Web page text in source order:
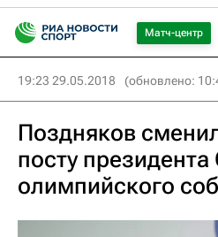
Матч-центр
19:23 29.05.2018 (обновлено:
Поздняков
посту
олимпийского